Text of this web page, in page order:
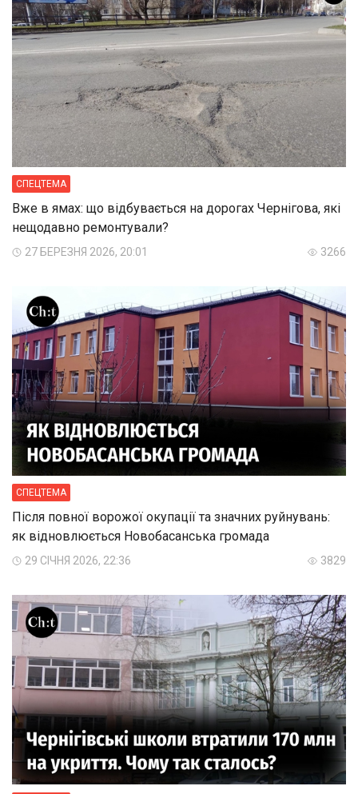
СПЕЦТЕМА
Вже в ямах: що відбувається на дорогах Чернігова, які
нещодавно ремонтували?
27 БЕРЕЗНЯ 2026, 20:01 3266
СПЕЦТЕМА
Після повної ворожої окупації та значних руйнувань:
як відновлюється Новобасанська громада
29 СІЧНЯ 2026, 22:36 3829